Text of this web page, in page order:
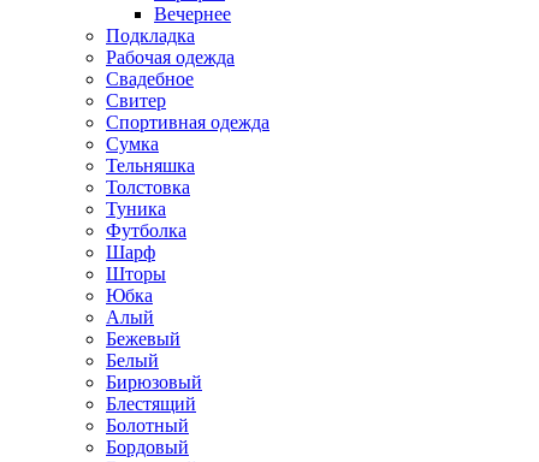
Вечернее
Подкладка
Рабочая одежда
Свадебное
Свитер
Спортивная одежда
Сумка
Тельняшка
Толстовка
Туника
Футболка
Шарф
Шторы
Юбка
Алый
Бежевый
Белый
Бирюзовый
Блестящий
Болотный
Бордовый